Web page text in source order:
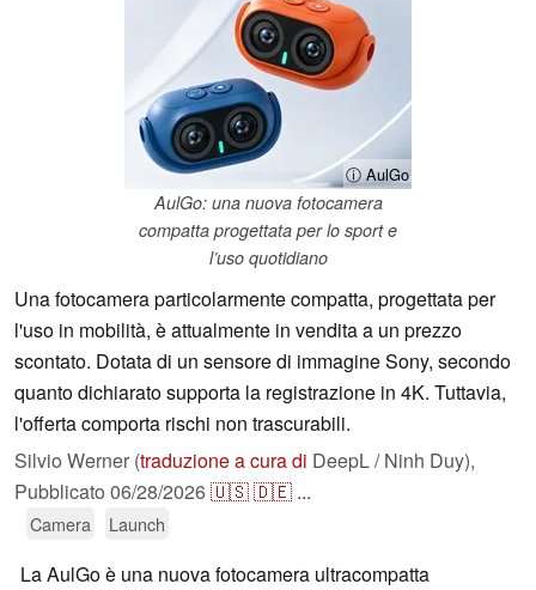
ⓘ AulGo
AulGo: una nuova fotocamera
compatta progettata per lo sport e
l’uso quotidiano
Una fotocamera particolarmente compatta, progettata per
l'uso in mobilità, è attualmente in vendita a un prezzo
scontato. Dotata di un sensore di immagine Sony, secondo
quanto dichiarato supporta la registrazione in 4K. Tuttavia,
l'offerta comporta rischi non trascurabili.
Silvio Werner (traduzione a cura di DeepL / Ninh Duy),
Pubblicato 06/28/2026🇺🇸🇩🇪 ...
Camera Launch
La AulGo è una nuova fotocamera ultracompatta